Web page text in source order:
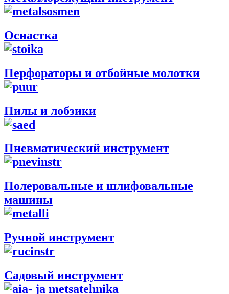
Оснастка
Перфораторы и отбойные молотки
Пилы и лобзики
Пневматический инструмент
Полеровальные и шлифовальные
машины
Ручной инструмент
Садовый инструмент